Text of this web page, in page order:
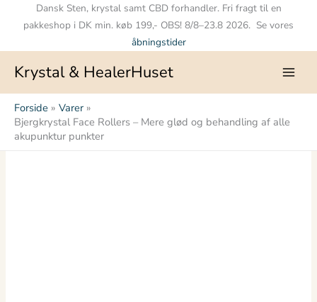
Dansk Sten, krystal samt CBD forhandler. Fri fragt til en
pakkeshop i DK min. køb 199,- OBS! 8/8–23.8 2026. Se vores
åbningstider
Krystal & HealerHuset
Forside
Varer
Bjergkrystal Face Rollers – Mere glød og behandling af alle
akupunktur punkter